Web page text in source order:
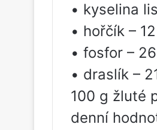
• kyselina
• hořčík –
• fosfor –
• draslík –
100 g žluté
denní